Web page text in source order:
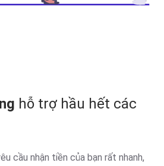
hỗ trợ hầu hết các
cầu nhận tiền của bạn rất nhanh,